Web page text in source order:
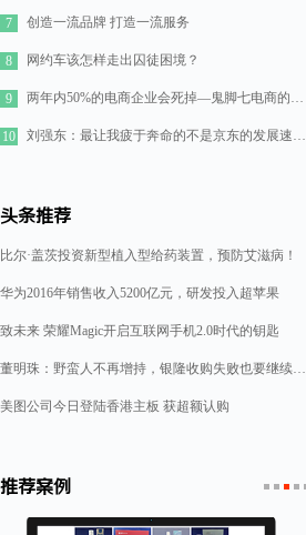
7 创造一流品牌 打造一流服务
8 网约车该怎样走出囚徒困境？
9 两年内50%的电商企业会死掉—鬼脚七电商的七点思考
10 刘强东：最让我疲于奔命的不是京东的发展速度，而是如何管理好11万人的队伍
头条推荐
比尔·盖茨投资新型植入型给药装置，预防艾滋病！
华为2016年销售收入5200亿元，研发投入超苹果
致未来 荣耀Magic开启互联网手机2.0时代的钥匙
董明珠：野蛮人不再增持，银隆收购失败也要继续造格力汽车
美图公司今日登陆香港主板 获超额认购
推荐案例
1 2